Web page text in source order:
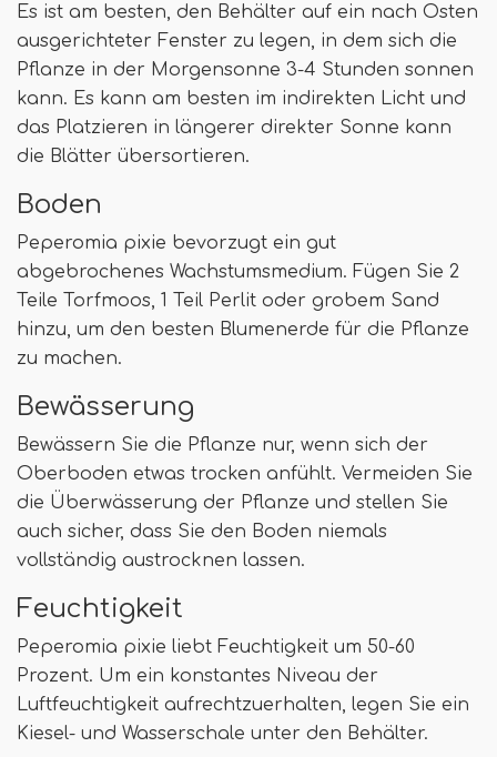
Es ist am besten, den Behälter auf ein nach Osten
ausgerichteter Fenster zu legen, in dem sich die
Pflanze in der Morgensonne 3-4 Stunden sonnen
kann. Es kann am besten im indirekten Licht und
das Platzieren in längerer direkter Sonne kann
die Blätter übersortieren.
Boden
Peperomia pixie bevorzugt ein gut
abgebrochenes Wachstumsmedium. Fügen Sie 2
Teile Torfmoos, 1 Teil Perlit oder grobem Sand
hinzu, um den besten Blumenerde für die Pflanze
zu machen.
Bewässerung
Bewässern Sie die Pflanze nur, wenn sich der
Oberboden etwas trocken anfühlt. Vermeiden Sie
die Überwässerung der Pflanze und stellen Sie
auch sicher, dass Sie den Boden niemals
vollständig austrocknen lassen.
Feuchtigkeit
Peperomia pixie liebt Feuchtigkeit um 50-60
Prozent. Um ein konstantes Niveau der
Luftfeuchtigkeit aufrechtzuerhalten, legen Sie ein
Kiesel- und Wasserschale unter den Behälter.